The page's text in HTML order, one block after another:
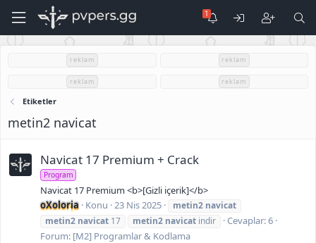
reklam reklam
reklam reklam
Etiketler
metin2 navicat
Navicat 17 Premium + Crack
Program
Navicat 17 Premium <b>[Gizli içerik]</b>
oXoloria Konu 23 Nis 2025 metin2 navicat
metin2 navicat 17 metin2 navicat indir
Cevaplar: 6
Forum: [M2] Programlar & Kodlama